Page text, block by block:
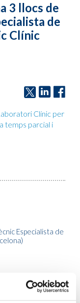
3 llocs de
de
Clínic
Clínic per
temps parcial i
Especialista de